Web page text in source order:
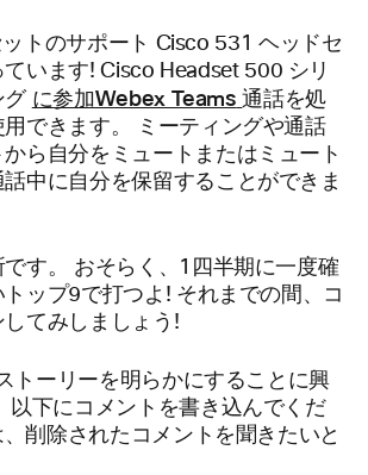
トのサポート Cisco 531 ヘッドセ
ています! Cisco Headset 500 シリ
グ に参加Webex Teams 通話を処
できます。 ミーティングや通話
ら自分をミュートまたはミュート
中に自分を保留することができま
す。 おそらく、1四半期に一度確
ップ9で打つよ! それまでの間、コ
てみしましょう!
トーリーを明らかにすることに興
以下にコメントを書き込んでくだ
、削除されたコメントを聞きたいと